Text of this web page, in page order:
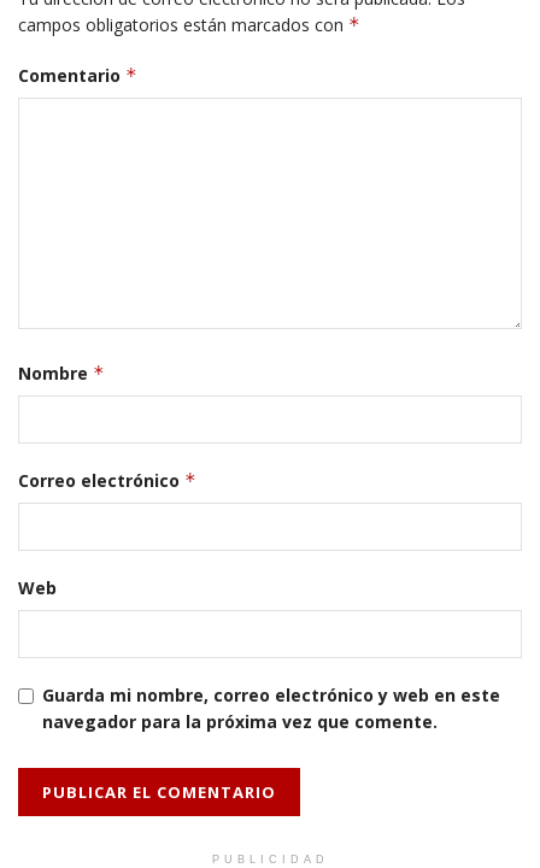
campos obligatorios están marcados con *
Comentario *
Nombre *
Correo electrónico *
Web
Guarda mi nombre, correo electrónico y web en este
navegador para la próxima vez que comente.
PUBLICIDAD